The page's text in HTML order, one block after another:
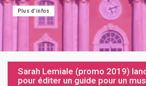
Plus d'infos
Sarah Lemiale (promo 2019)
pour éditer un guide pour un